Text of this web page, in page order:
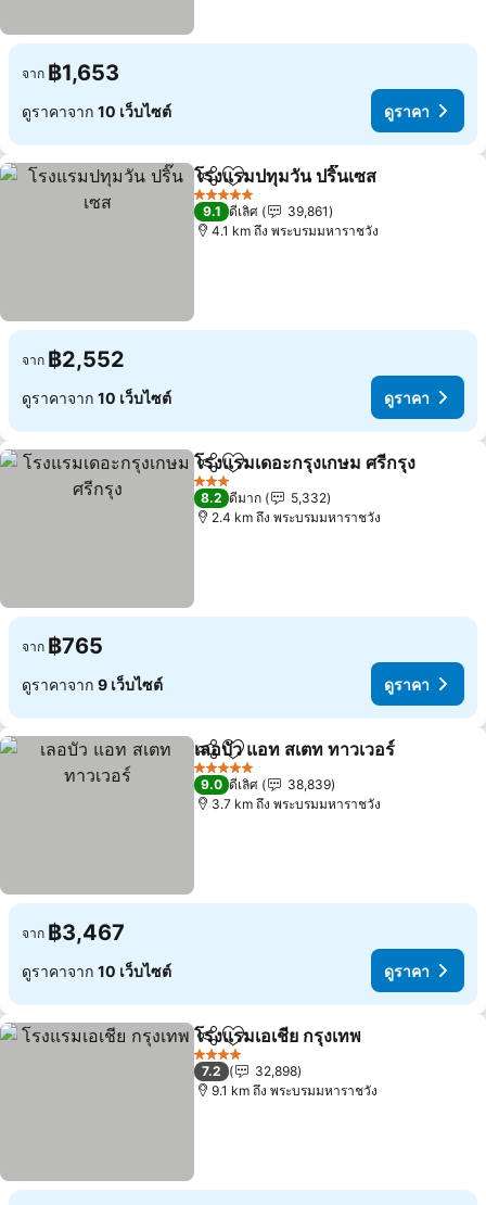
จาก ฿1,653
ดูราคาจาก 10 เว็บไซต์ ดูราคา
แชร์ เพิ่มในรายการโปรด
โรงแรมปทุมวัน ปริ๊นเซส
5 ดาว
9.1 ดีเลิศ
39,861
4.1 km ถึง พระบรมมหาราชวัง
จาก ฿2,552
ดูราคาจาก 10 เว็บไซต์ ดูราคา
แชร์ เพิ่มในรายการโปรด
โรงแรมเดอะกรุงเกษม ศรีกรุง
3 ดาว
8.2 ดีมาก
5,332
2.4 km ถึง พระบรมมหาราชวัง
จาก ฿765
ดูราคาจาก 9 เว็บไซต์ ดูราคา
แชร์ เพิ่มในรายการโปรด
เลอบัว แอท สเตท ทาวเวอร์
5 ดาว
9.0 ดีเลิศ
38,839
3.7 km ถึง พระบรมมหาราชวัง
จาก ฿3,467
ดูราคาจาก 10 เว็บไซต์ ดูราคา
แชร์ เพิ่มในรายการโปรด
โรงแรมเอเชีย กรุงเทพ
4 ดาว
7.2
32,898
9.1 km ถึง พระบรมมหาราชวัง